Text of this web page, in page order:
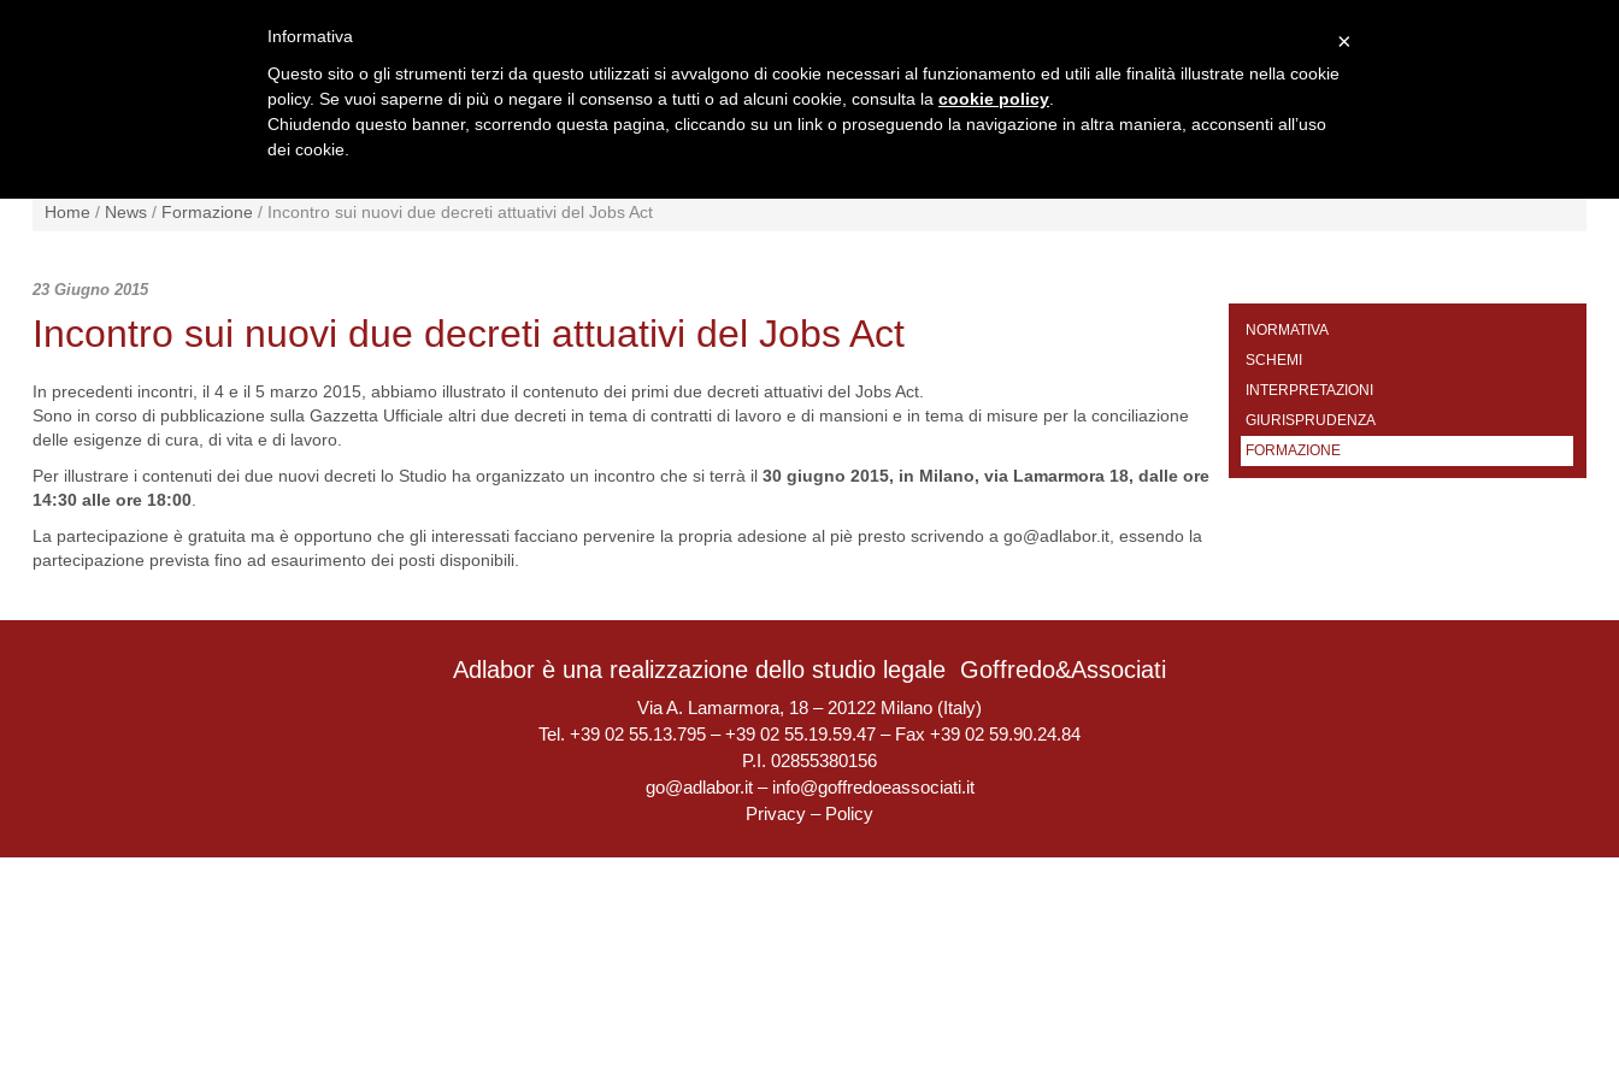
NEWS NORMATIVA
Home / News / Formazione / Incontro sui nuovi due decreti attuativi del Jobs Act
23 Giugno 2015
Incontro sui nuovi due decreti attuativi del Jobs Act
In precedenti incontri, il 4 e il 5 marzo 2015, abbiamo illustrato il contenuto dei primi due decreti attuativi del Jobs Act.
Sono in corso di pubblicazione sulla Gazzetta Ufficiale altri due decreti in tema di contratti di lavoro e di mansioni e in tema di misure per la conciliazione
delle esigenze di cura, di vita e di lavoro.
Per illustrare i contenuti dei due nuovi decreti lo Studio ha organizzato un incontro che si terrà il 30 giugno 2015, in Milano, via Lamarmora 18, dalle ore
14:30 alle ore 18:00
La partecipazione è gratuita ma è opportuno che gli interessati facciano pervenire la propria adesione al piè presto scrivendo a go@adlabor.it , essendo la
partecipazione prevista fino ad esaurimento dei posti disponibili.
NORMATIVA
SCHEMI
INTERPRETAZIONI
GIURISPRUDENZA
FORMAZIONE
Adlabor è una realizzazione dello studio legale Goffredo&Associati
Via A. Lamarmora, 18 – 20122 Milano (Italy)
Tel. +39 02 55.13.795 – +39 02 55.19.59.47 – Fax +39 02 59.90.24.84
P.I. 02855380156
go@adlabor.it– info@goffredoeassociati.it
Privacy – Policy
×
Informativa
Questo sito o gli strumenti terzi da questo utilizzati si avvalgono di cookie necessari al funzionamento ed utili alle finalità illustrate nella cookie
policy. Se vuoi saperne di più o negare il consenso a tutti o ad alcuni cookie, consulta la cookie policy
Chiudendo questo banner, scorrendo questa pagina, cliccando su un link o proseguendo la navigazione in altra maniera, acconsenti all’uso
dei cookie.